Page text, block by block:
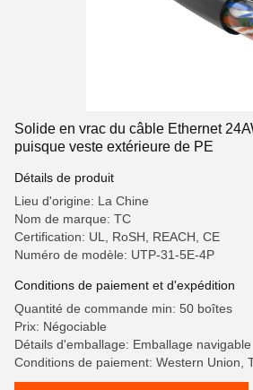
Solide en vrac du câble Ethernet
puisque veste extérieure de PE
Détails de produit
Lieu d'origine: La Chine
Nom de marque: TC
Certification: UL, RoSH, REACH, CE
Numéro de modèle: UTP-31-5E-4P
Conditions de paiement et d'expédition
Quantité de commande min: 50 boîtes
Prix: Négociable
Détails d'emballage: Emballage navigable
Conditions de paiement: Western Union,